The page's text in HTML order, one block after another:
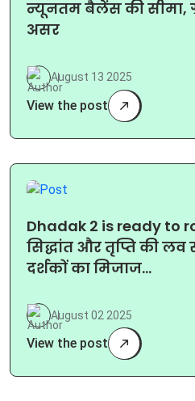
न्यूनतम बैलेंस की सीमा,
असर
August 13 2025
View the post
Dhadak 2 is ready to
सिद्धांत और तृप्ति की लव
दर्शकों का मिजाज…
August 02 2025
View the post